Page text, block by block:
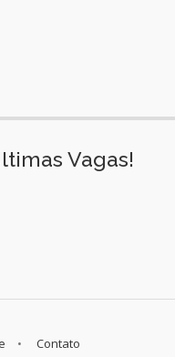
Vagas!
Contato